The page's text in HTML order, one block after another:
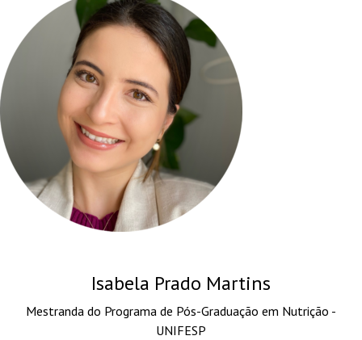
Isabela Prado Martins
Mestranda do Programa de Pós-Graduação em Nutrição -
UNIFESP